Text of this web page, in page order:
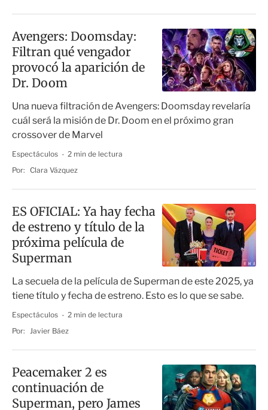
Avengers: Doomsday:
Filtran qué vengador
provocó la aparición de
Dr. Doom
Una nueva filtración de Avengers: Doomsday revelaría
cuál será la misión de Dr. Doom en el próximo gran
crossover de Marvel
Espectáculos
2 min de lectura
Por: Clara Vázquez
ES OFICIAL: Ya hay fecha
de estreno y título de la
próxima película de
Superman
La secuela de la película de Superman de este 2025, ya
tiene título y fecha de estreno. Esto es lo que se sabe.
Espectáculos
2 min de lectura
Por: Javier Báez
Peacemaker 2 es
continuación de
Superman, pero James